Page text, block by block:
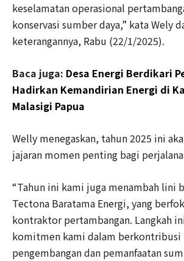
keselamatan operasional
konservasi sumber daya,” kata Wely
keterangannya, Rabu (22/1/2025).
Baca juga: Desa Energi Berdikari
Hadirkan Kemandirian Energi di
Malasigi Papua
Welly menegaskan, tahun 2025 ini
jajaran momen penting bagi
“Tahun ini kami juga menambah lini
Tectona Baratama Energi, yang
kontraktor pertambangan. Langkah
komitmen kami dalam berkontribusi
pengembangan dan pemanfaatan